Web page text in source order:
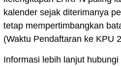
kalender sejak diterimanya
tetap mempertimbangkan
(Waktu Pendaftaran ke KPU
Informasi lebih lanjut